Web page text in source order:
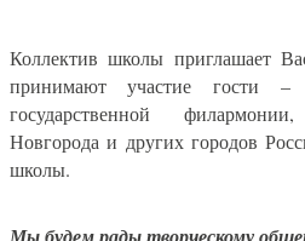
Коллектив школы приглашает
принимают участие гости –
государственной
Новгорода и других городов
школы.